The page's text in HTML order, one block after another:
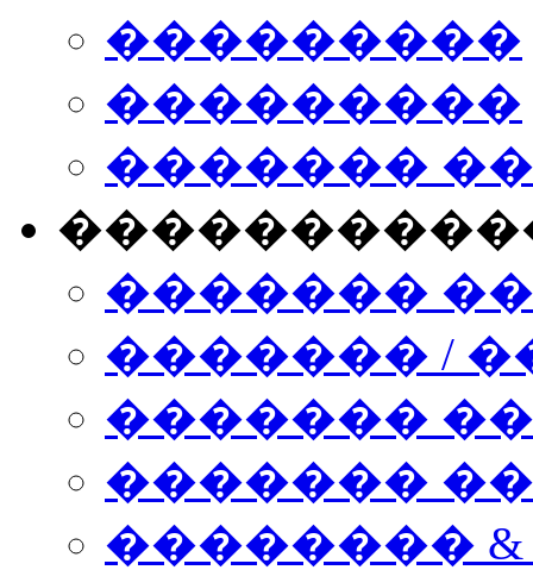
���������
���������
�������
�������
������� /
�������
������� ���
��������